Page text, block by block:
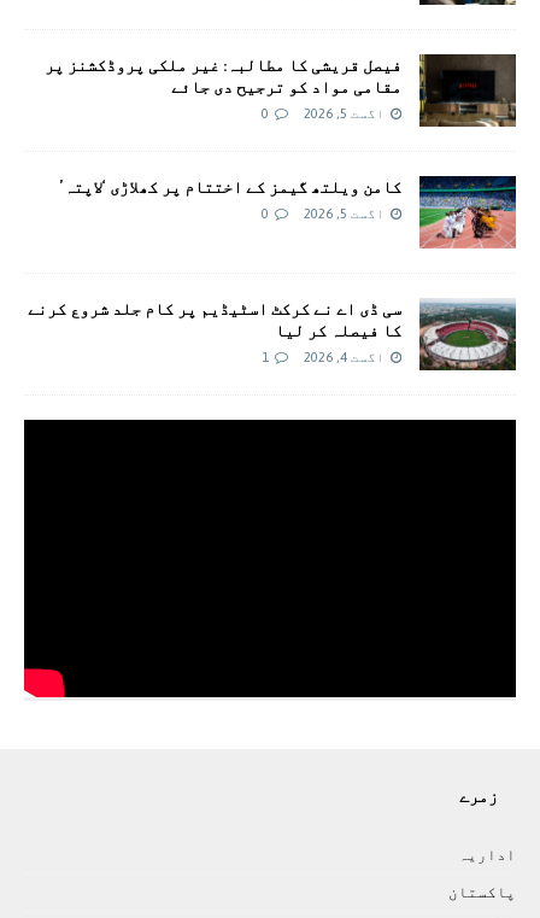
فیصل قریشی کا مطالبہ: غیر ملکی پروڈکشنز پر
مقامی مواد کو ترجیح دی جائے
اگست 5, 2026 0
کامن ویلتھ گیمز کے اختتام پر کھلاڑی ‘لاپتہ’
اگست 5, 2026 0
سی ڈی اے نے کرکٹ اسٹیڈیم پر کام جلد شروع کرنے
کا فیصلہ کر لیا
اگست 4, 2026 1
زمرے
اداريہ
پاکستان